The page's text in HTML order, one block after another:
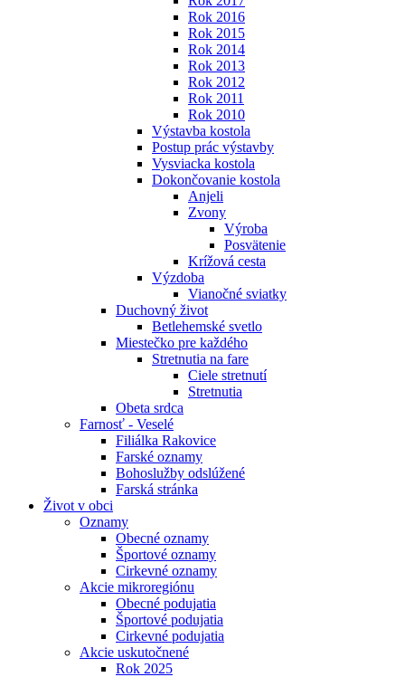
Rok 2016
Rok 2015
Rok 2014
Rok 2013
Rok 2012
Rok 2011
Rok 2010
Výstavba kostola
Postup prác výstavby
Vysviacka kostola
Dokončovanie kostola
Anjeli
Zvony
Výroba
Posvätenie
Krížová cesta
Výzdoba
Vianočné sviatky
Duchovný život
Betlehemské svetlo
Miestečko pre každého
Stretnutia na fare
Ciele stretnutí
Stretnutia
Obeta srdca
Farnosť - Veselé
Filiálka Rakovice
Farské oznamy
Bohoslužby odslúžené
Farská stránka
Život v obci
Oznamy
Obecné oznamy
Športové oznamy
Cirkevné oznamy
Akcie mikroregiónu
Obecné podujatia
Športové podujatia
Cirkevné podujatia
Akcie uskutočnené
Rok 2025